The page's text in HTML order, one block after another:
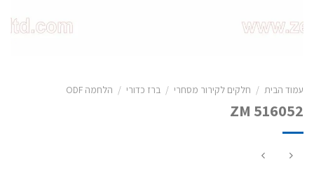
עמוד הבית / חלקים לקירור מסחרי / ברז כדורי / הלחמה ODF
ZM 516052